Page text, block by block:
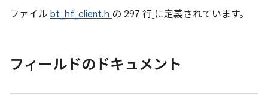
ファイル bt_hf_client.h の 297 行 に定義されています。
フィールドのドキュメント